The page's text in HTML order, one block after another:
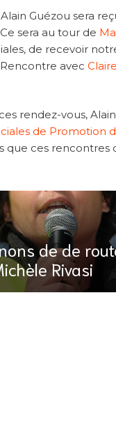
Guézou sera
sera au tour de
de recevoir
avec
rendez-vous,
de Promotion
que ces
de de
Rivasi